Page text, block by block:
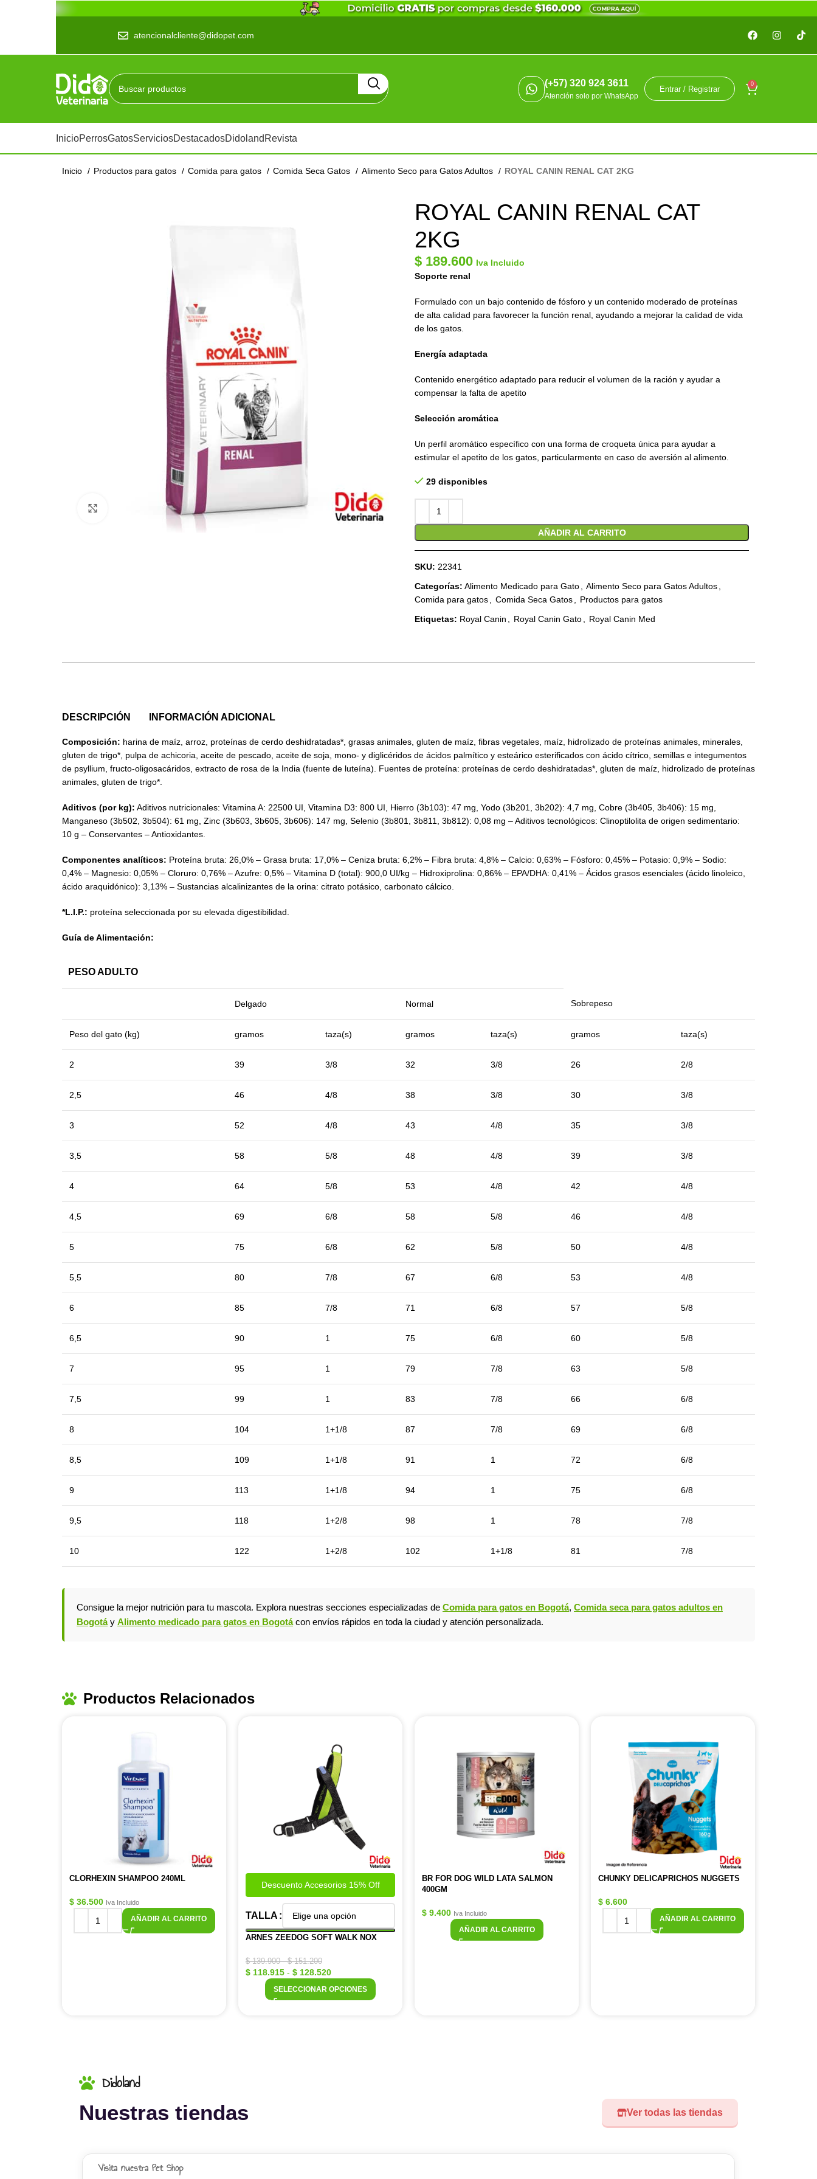
atencionalcliente@didopet.com
(+57) 320 924 3611
Atención solo por WhatsApp
Entrar / Registrar
0
InicioPerrosGatosServiciosDestacadosDidoland Revista
Inicio Productos para gatos Comida para gatos Comida Seca Gatos Alimento Seco para Gatos Adultos ROYAL CANIN RENAL CAT 2KG
Click to enlarge
ROYAL CANIN RENAL CAT
2KG
$ 189.600 Iva Incluido
Soporte renal
Formulado con un bajo contenido de fósforo y un contenido moderado de proteínas
de alta calidad para favorecer la función renal, ayudando a mejorar la calidad de vida
de los gatos.
Energía adaptada
Contenido energético adaptado para reducir el volumen de la ración y ayudar a
compensar la falta de apetito
Selección aromática
Un perfil aromático específico con una forma de croqueta única para ayudar a
estimular el apetito de los gatos, particularmente en caso de aversión al alimento.
29 disponibles
AÑADIR AL CARRITO
SKU: 22341
Categorías: Alimento Medicado para Gato Alimento Seco para Gatos Adultos
Comida para gatos
Comida Seca Gatos
Productos para gatos
Etiquetas: Royal Canin Royal Canin Gato Royal Canin Med
DESCRIPCIÓN INFORMACIÓN ADICIONAL
Composición: harina de maíz, arroz, proteínas de cerdo deshidratadas*, grasas animales, gluten de maíz, fibras vegetales, maíz, hidrolizado de proteínas animales, minerales,
gluten de trigo*, pulpa de achicoria, aceite de pescado, aceite de soja, mono- y diglicéridos de ácidos palmítico y esteárico esterificados con ácido cítrico, semillas e integumentos
de psyllium, fructo-oligosacáridos, extracto de rosa de la India (fuente de luteína). Fuentes de proteína: proteínas de cerdo deshidratadas*, gluten de maíz, hidrolizado de proteínas
animales, gluten de trigo*.
Aditivos (por kg): Aditivos nutricionales: Vitamina A: 22500 UI, Vitamina D3: 800 UI, Hierro (3b103): 47 mg, Yodo (3b201, 3b202): 4,7 mg, Cobre (3b405, 3b406): 15 mg,
Manganeso (3b502, 3b504): 61 mg, Zinc (3b603, 3b605, 3b606): 147 mg, Selenio (3b801, 3b811, 3b812): 0,08 mg – Aditivos tecnológicos: Clinoptilolita de origen sedimentario:
10 g – Conservantes – Antioxidantes.
Componentes analíticos: Proteína bruta: 26,0% – Grasa bruta: 17,0% – Ceniza bruta: 6,2% – Fibra bruta: 4,8% – Calcio: 0,63% – Fósforo: 0,45% – Potasio: 0,9% – Sodio:
0,4% – Magnesio: 0,05% – Cloruro: 0,76% – Azufre: 0,5% – Vitamina D (total): 900,0 UI/kg – Hidroxiprolina: 0,86% – EPA/DHA: 0,41% – Ácidos grasos esenciales (ácido linoleico,
ácido araquidónico): 3,13% – Sustancias alcalinizantes de la orina: citrato potásico, carbonato cálcico.
*L.I.P.: proteína seleccionada por su elevada digestibilidad.
Guía de Alimentación:
PESO ADULTO
Delgado Normal Sobrepeso
Peso del gato (kg) gramos taza(s) gramos taza(s) gramos taza(s)
2 39 3/8 32 3/8 26 2/8
2,5 46 4/8 38 3/8 30 3/8
3 52 4/8 43 4/8 35 3/8
3,5 58 5/8 48 4/8 39 3/8
4 64 5/8 53 4/8 42 4/8
4,5 69 6/8 58 5/8 46 4/8
5 75 6/8 62 5/8 50 4/8
5,5 80 7/8 67 6/8 53 4/8
6 85 7/8 71 6/8 57 5/8
6,5 90 1 75 6/8 60 5/8
7 95 1 79 7/8 63 5/8
7,5 99 1 83 7/8 66 6/8
8 104 1+1/8 87 7/8 69 6/8
8,5 109 1+1/8 91 1 72 6/8
9 113 1+1/8 94 1 75 6/8
9,5 118 1+2/8 98 1 78 7/8
10 122 1+2/8 102 1+1/8 81 7/8
Consigue la mejor nutrición para tu mascota. Explora nuestras secciones especializadas de Comida para gatos en Bogotá, Comida seca para gatos adultos en
Bogotáy Alimento medicado para gatos en Bogotácon envíos rápidos en toda la ciudad y atención personalizada.
Productos Relacionados
CLORHEXIN SHAMPOO 240ML
$ 36.500 Iva Incluido
AÑADIR AL CARRITO
Descuento Accesorios 15% Off
TALLA
ARNES ZEEDOG SOFT WALK NOX
$139.900 - $151.200
$ 118.915 - $ 128.520
SELECCIONAR OPCIONES
BR FOR DOG WILD LATA SALMON
400GM
$ 9.400 Iva Incluido
AÑADIR AL CARRITO
CHUNKY DELICAPRICHOS NUGGETS
$ 6.600
AÑADIR AL CARRITO
Didoland
Nuestras tiendas Ver todas las tiendas
Visita nuestra Pet Shop